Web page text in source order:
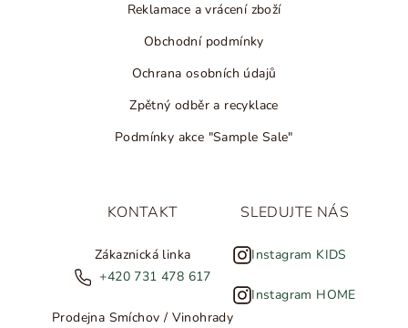
Reklamace a vrácení zboží
Obchodní podmínky
Ochrana osobních údajů
Zpětný odběr a recyklace
Podmínky akce "Sample Sale"
KONTAKT
Zákaznická linka
+420 731 478 617
Prodejna Smíchov / Vinohrady
SLEDUJTE NÁS
Instagram KIDS
Instagram HOME